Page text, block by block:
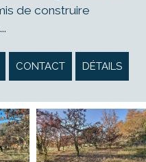
de construire
CONTACT DÉTAILS